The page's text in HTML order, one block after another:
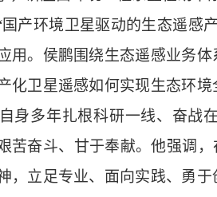
国产环境卫星驱动的生态遥感
用。侯鹏围绕生态遥感业务
化卫星遥感如何实现生态环
身多年扎根科研一线、奋战
奋斗、甘于奉献。他强调，
，立足专业、面向实践、勇